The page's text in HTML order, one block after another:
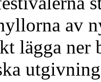
av
lägga ner